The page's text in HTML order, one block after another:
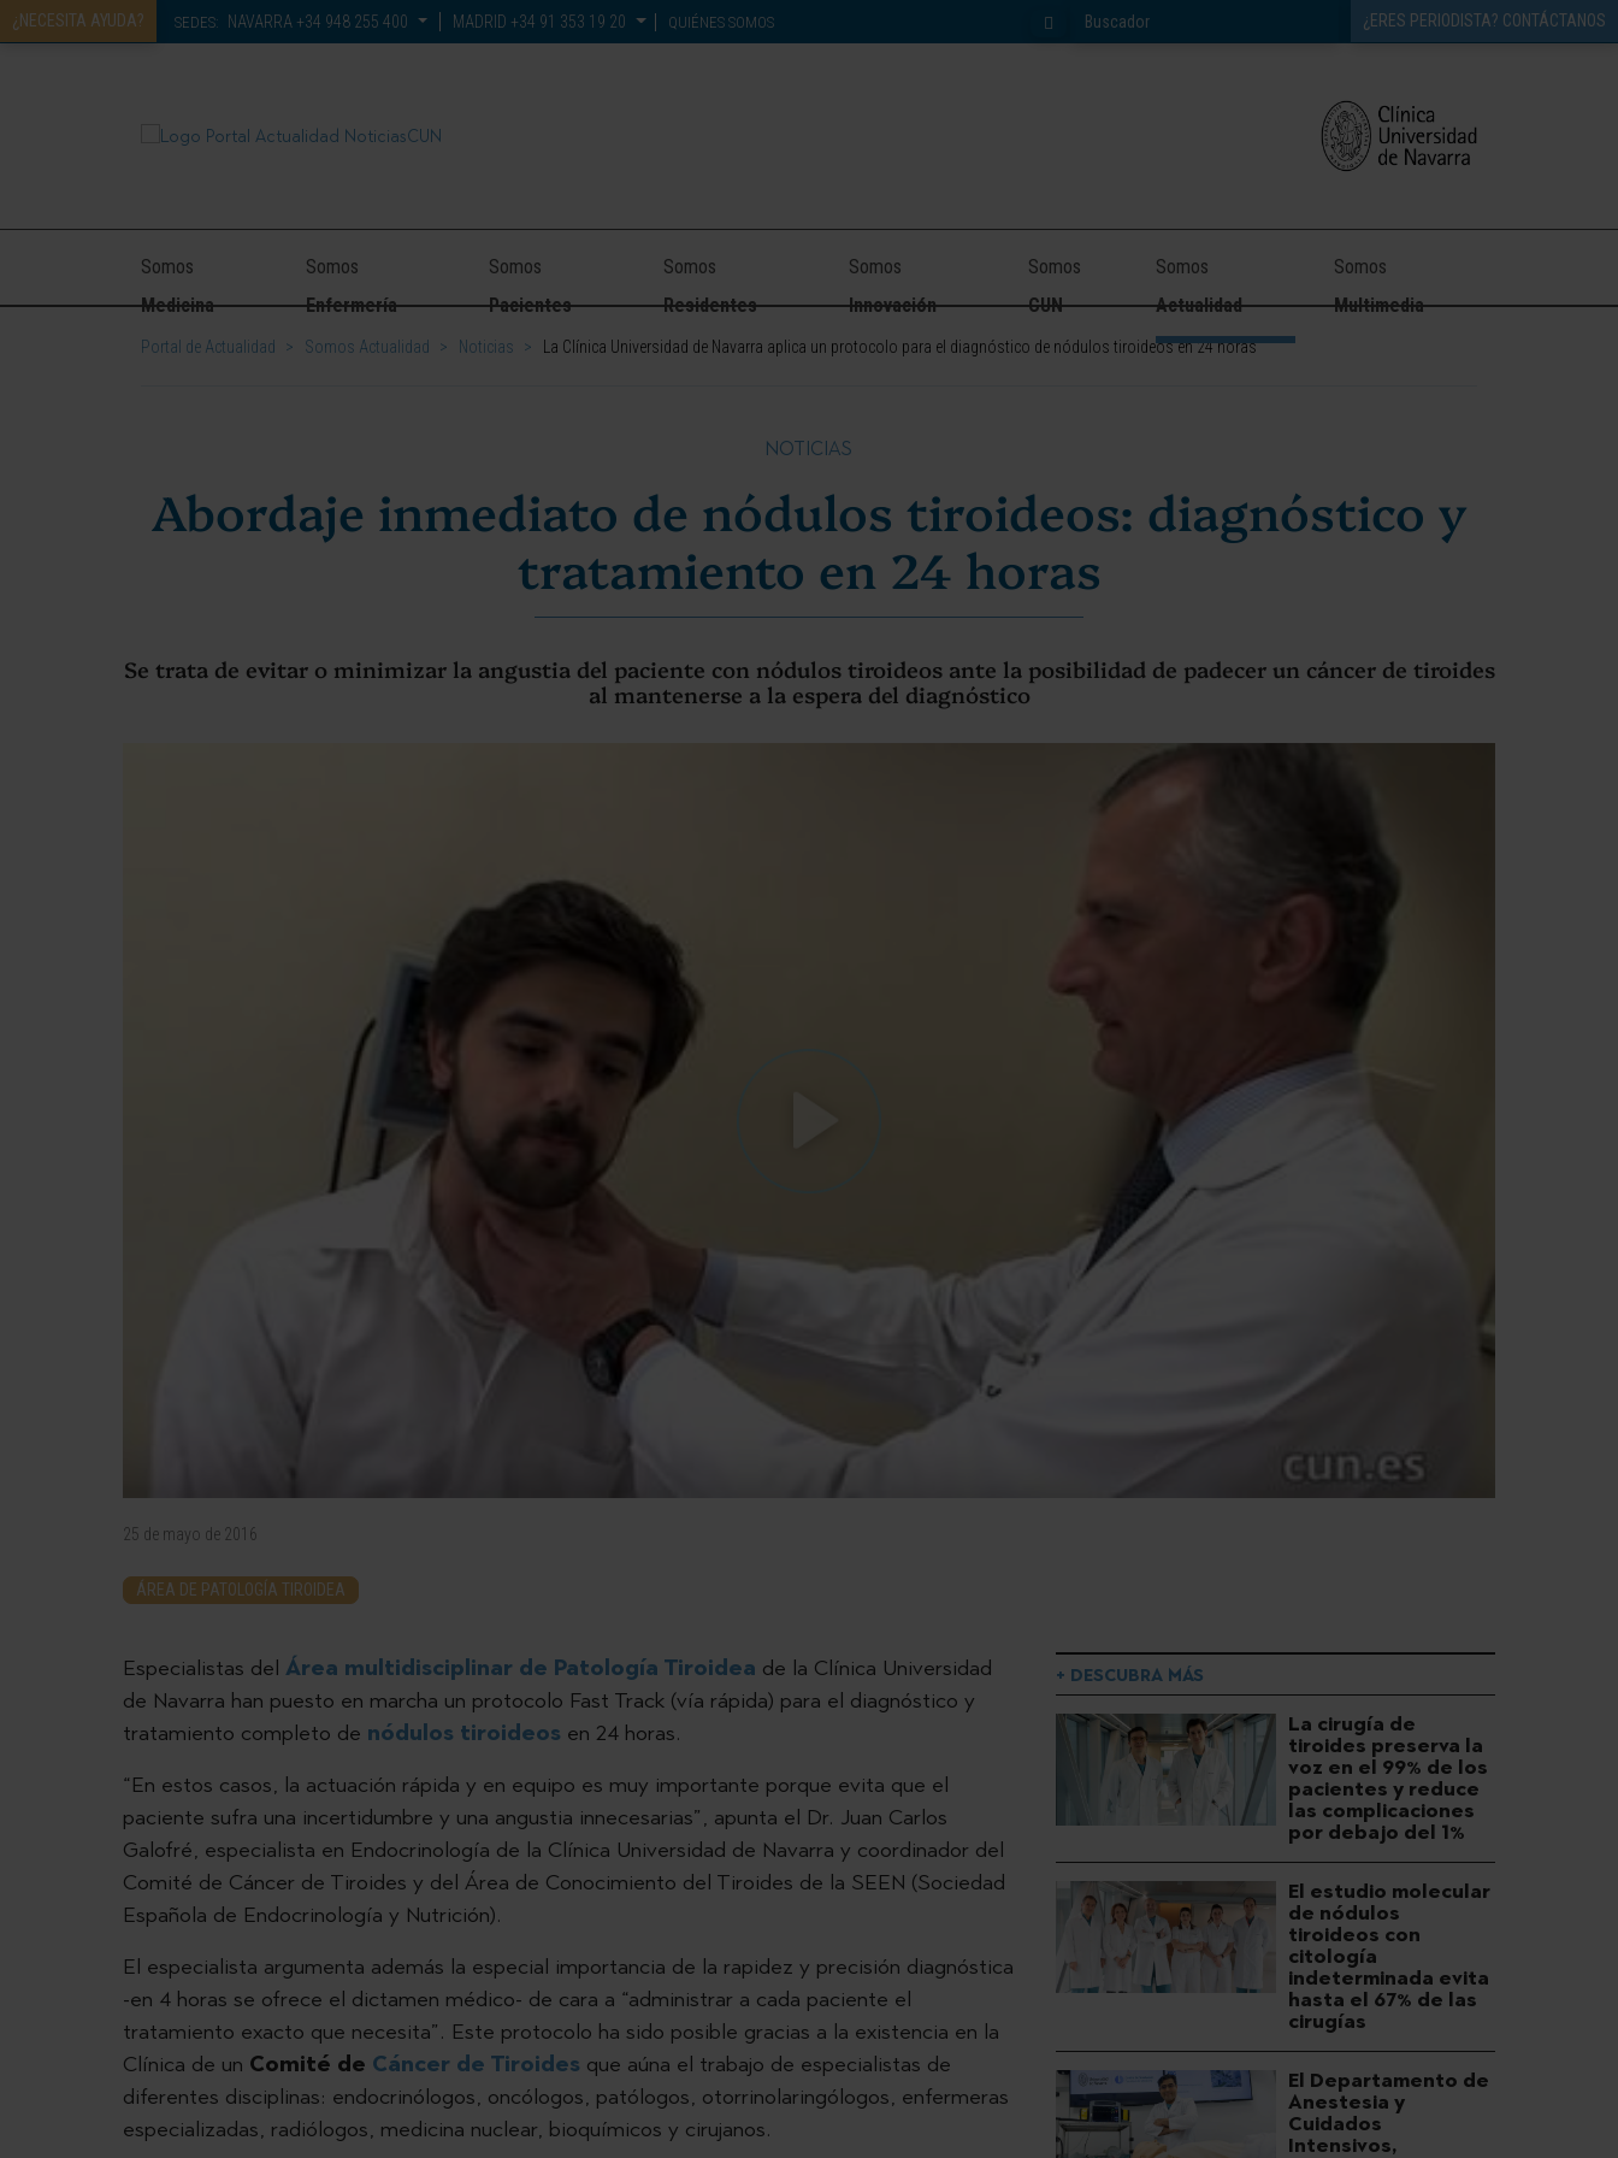
¿NECESITA AYUDA? SEDES: NAVARRA +34 948 255 400 MADRID +34 91 353 19 20 QUIÉNES SOMOS ¿ERES PERIODISTA? CONTÁCTANOS
Somos
Medicina
Somos
Enfermería
Somos
Pacientes
Somos
Residentes
Somos
Innovación
Somos
CUN
Somos
Actualidad
Somos
Multimedia
Portal de Actualidad > Somos Actualidad > Noticias > La Clínica Universidad de Navarra aplica un protocolo para el diagnóstico de nódulos tiroideos en 24 horas
NOTICIAS
Abordaje inmediato de nódulos tiroideos: diagnóstico y
tratamiento en 24 horas
Se trata de evitar o minimizar la angustia del paciente con nódulos tiroideos ante la posibilidad de padecer un cáncer de tiroides
al mantenerse a la espera del diagnóstico
25 de mayo de 2016
ÁREA DE PATOLOGÍA TIROIDEA
Especialistas del Área multidisciplinar de Patología Tiroidea de la Clínica Universidad
de Navarra han puesto en marcha un protocolo Fast Track (vía rápida) para el diagnóstico y
tratamiento completo de nódulos tiroideos en 24 horas.
“En estos casos, la actuación rápida y en equipo es muy importante porque evita que el
paciente sufra una incertidumbre y una angustia innecesarias”, apunta el Dr. Juan Carlos
Galofré, especialista en Endocrinología de la Clínica Universidad de Navarra y coordinador del
Comité de Cáncer de Tiroides y del Área de Conocimiento del Tiroides de la SEEN (Sociedad
Española de Endocrinología y Nutrición).
El especialista argumenta además la especial importancia de la rapidez y precisión diagnóstica
-en 4 horas se ofrece el dictamen médico- de cara a “administrar a cada paciente el
tratamiento exacto que necesita”. Este protocolo ha sido posible gracias a la existencia en la
Clínica de un Comité de Cáncer de Tiroides que aúna el trabajo de especialistas de
diferentes disciplinas: endocrinólogos, oncólogos, patólogos, otorrinolaringólogos, enfermeras
especializadas, radiólogos, medicina nuclear, bioquímicos y cirujanos.
+ DESCUBRA MÁS
La cirugía de
tiroides preserva la
voz en el 99% de los
pacientes y reduce
las complicaciones
por debajo del 1%
El estudio molecular
de nódulos
tiroideos con
citología
indeterminada evita
hasta el 67% de las
cirugías
El Departamento de
Anestesia y
Cuidados
Intensivos,